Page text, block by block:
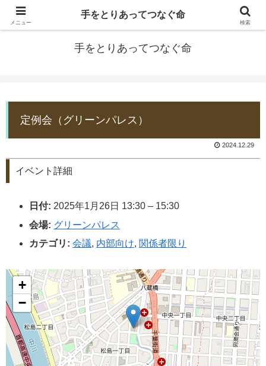
防災士EDOGAWA
手をとりあってつなぐ命
定例会（グリーンパレス）
2024.12.29
イベント詳細
日付: 2025年1月26日 13:30 – 15:30
会場: グリーンパレス
カテゴリ: 会議, 内部向け, 関係者限り
+
−
メニュー
手をとりあってつなぐ命
検索